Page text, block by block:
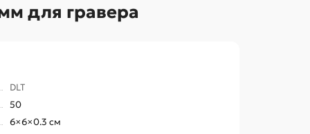
для гравера
DLT
50
6×6×0.3 см